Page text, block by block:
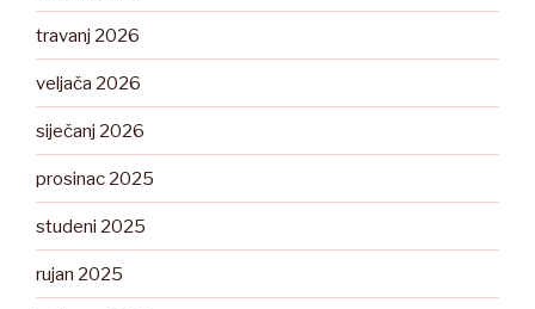
travanj 2026
veljača 2026
siječanj 2026
prosinac 2025
studeni 2025
rujan 2025